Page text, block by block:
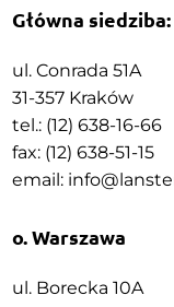
Główna siedziba:
ul. Conrada 51A
31-357 Kraków
tel.: (12) 638-16-66
fax: (12) 638-51-15
email:
o. Warszawa
ul. Borecka 10A